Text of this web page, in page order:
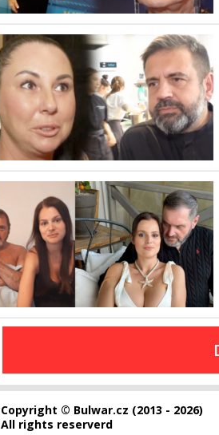
Copyright © Bulwar.cz (2013 - 2026)
All rights reserverd